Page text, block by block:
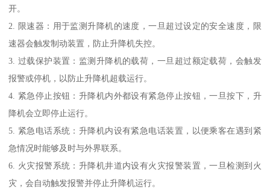
开。
2. 限速器：用于监测升降机的速度，一旦超过设定的安全速度，限
速器会触发制动装置，防止升降机失控。
3. 过载保护装置：监测升降机的载荷，一旦超过额定载荷，会触发
报警或停机，以防止升降机超载运行。
4. 紧急停止按钮：升降机内外都设有紧急停止按钮，一旦按下，升
降机会立即停止运行。
5. 紧急电话系统：升降机内设有紧急电话装置，以便乘客在遇到紧
急情况时能够及时与外界联系。
6. 火灾报警系统：升降机井道内设有火灾报警装置，一旦检测到火
灾，会自动触发报警并停止升降机运行。